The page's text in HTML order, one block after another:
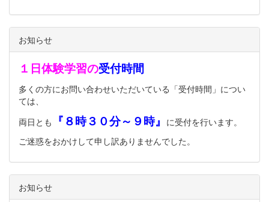
お知らせ
１日体験学習の受付時間
多くの方にお問い合わせいただいている「受付時間」につい
ては、
両日とも
『８時３０分～９時』 に受付を行います。
ご迷惑をおかけして申し訳ありませんでした。
お知らせ